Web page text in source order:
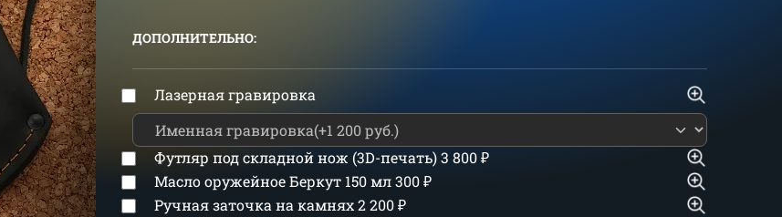
ДОПОЛНИТЕЛЬНО:
Лазерная гравировка
Футляр под складной нож (3D-печать)3 800₽
Масло оружейное Беркут 150 мл300₽
Ручная заточка на камнях2 200₽